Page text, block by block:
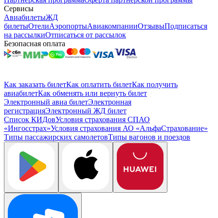
Сервисы
АвиабилетыЖД
билетыОтелиАэропортыАвиакомпанииОтзывыПодписаться
на рассылкиОтписаться от рассылок
Безопасная оплата
Как заказать билетКак оплатить билетКак получить
авиабилетКак обменять или вернуть билет
Электронный авиа билетЭлектронная
регистрацияЭлектронный ЖД билет
Список КИДовУсловия страхования СПАО
«Ингосстрах»Условия страхования АО «АльфаСтрахование»
Типы пассажирских самолетовТипы вагонов и поездов